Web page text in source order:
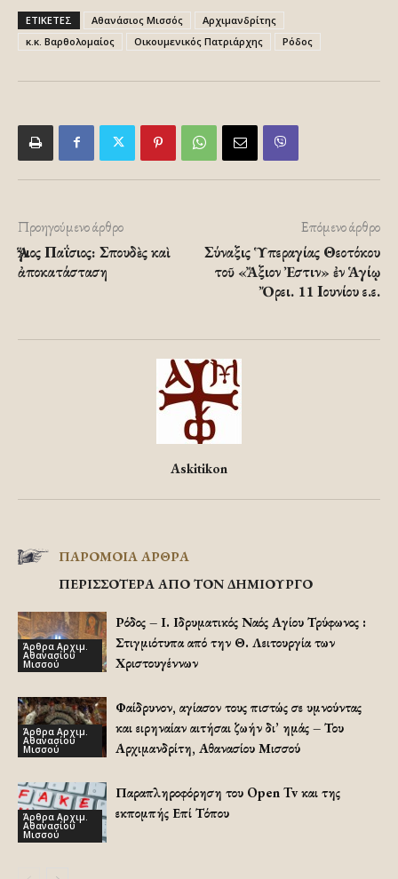
ΕΤΙΚΕΤΕΣ Αθανάσιος Μισσός
Αρχιμανδρίτης
κ.κ. Βαρθολομαίος
Οικουμενικός Πατριάρχης Ρόδος
Προηγούμενο άρθρο
Ἅγιος Παΐσιος: Σπουδὲς καὶ
ἀποκατάσταση
Επόμενο άρθρο
Σύναξις Ὑπεραγίας Θεοτόκου
τοῦ «Ἄξιον Ἐστιν» ἐν Ἁγίῳ
Ὄρει. 11 Ιουνίου ε.ε.
Askitikon
ΠΑΡΟΜΟΙΑ ΑΡΘΡΑ
ΠΕΡΙΣΣΟΤΕΡΑ ΑΠΟ ΤΟΝ ΔΗΜΙΟΥΡΓΟ
Άρθρα Αρχιμ.
Αθανασίου
Μισσού
Ρόδος – Ι. Ιδρυματικός Ναός Αγίου Τρύφωνος :
Στιγμιότυπα από την Θ. Λειτουργία των
Χριστουγέννων
Άρθρα Αρχιμ.
Αθανασίου
Μισσού
Φαίδρυνον, αγίασον τους πιστώς σε υμνούντας
και ειρηναίαν αιτήσαι ζωήν δι’ ημάς – Του
Αρχιμανδρίτη, Αθανασίου Μισσού
Άρθρα Αρχιμ.
Αθανασίου
Μισσού
Παραπληροφόρηση του Open Tv και της
εκπομπής Επί Τόπου